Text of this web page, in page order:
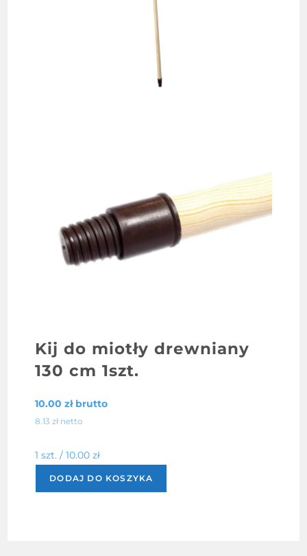
Kij do miotły drewniany
130 cm 1szt.
10.00złbrutto
8.13zł netto
1 szt. / 10.00zł
DODAJ DO KOSZYKA